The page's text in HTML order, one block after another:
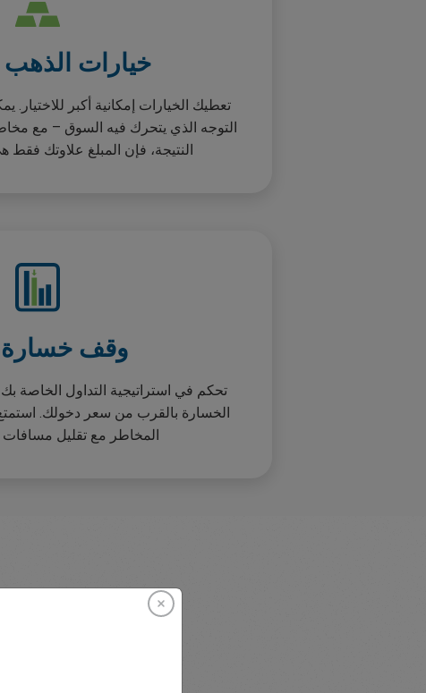
خيارات
تعطيك الخيارات إمكانية أكبر
التوجه الذي يتحرك فيه السوق – مع
النتيجة، فإن المبلغ علاوتك
وقف
تحكم في استراتيجية التداول
الخسارة بالقرب من سعر دخولك.
المخاطر مع تقليل